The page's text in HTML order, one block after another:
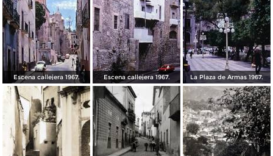
Escena callejera 1967. Escena callejera 1967. La Plaza de Armas 1967.